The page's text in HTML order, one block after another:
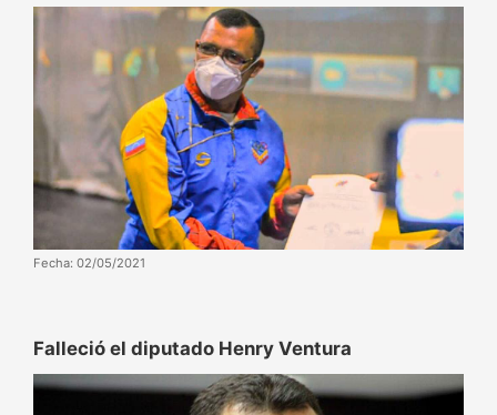
Fecha: 02/05/2021
Falleció el diputado Henry Ventura